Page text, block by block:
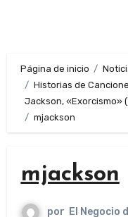
Página de inicio
Historias de
Jackson, «Exorcismo»
mjackson
mjackson
por El Negocio